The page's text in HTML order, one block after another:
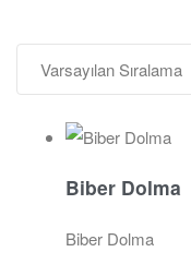
Biber Dolma
Biber Dolma